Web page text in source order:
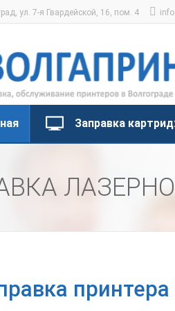
ул. 7-я Гвардейской, 16, пом. 4
Заправка